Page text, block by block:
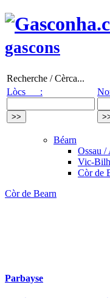
gascons
Recherche / Cèrca...
Lòcs :
Béarn
Ossau /
Vic-Bilh
Còr de
Còr de Bearn
Parbayse